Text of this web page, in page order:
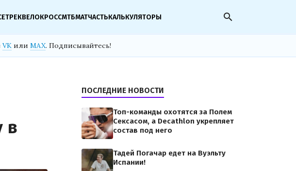
ТРЕКВЕЛОКРОССМТБМАТЧАСТЬКАЛЬКУЛЯТОРЫ search
VK или MAX. Подписывайтесь!
в
ПОСЛЕДНИЕ НОВОСТИ
Топ-команды охотятся за Полем
Сексасом, а Decathlon укрепляет
состав под него
Тадей Погачар едет на Вуэльту
Испании!